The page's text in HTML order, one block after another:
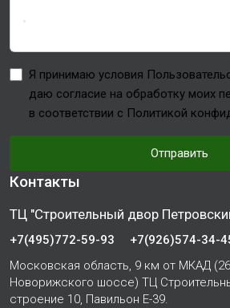
Я принимаю условия
даю согласие на обработку моих
в соответствии с Политикой
Отправить
Контакты
ТЦ "Строительный двор
+7(495)772-59-93
+7(926)574-34-
Московская область, 9 км от МКАД
Новорижского шоссе) ТЦ
строение 10, Павильон Е-39.